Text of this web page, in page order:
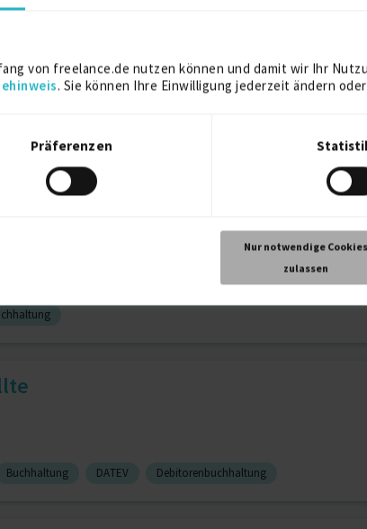
von freelance.de nutzen können und damit wir Ihr
. Sie können Ihre Einwilligung jederzeit ändern
Präferenzen
Nur notwendige Cookies
zulassen
Administration PMO
/ Gehaltsabrechnung Organisationsentwicklung
Buchhaltung DATEV Debitorenbuchhaltung